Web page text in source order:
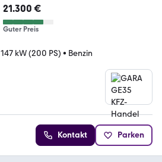
21.300 €
Guter Preis
147 kW (200 PS) • Benzin
Kontakt Parken